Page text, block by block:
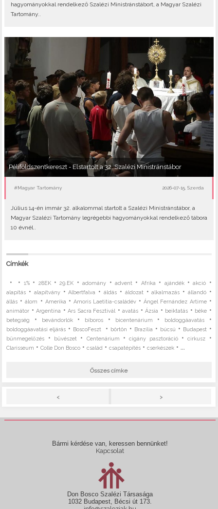
hagyományokkal rendelkező Szalézi Ministránstábort, a Magyar Szalézi
Tartomány..
Péliföldszentkereszt - Elstartolt a 32. Szalézi Ministránstábor
#Magyar Tartomány 2026-07-15, Szerda
Július 14-én immár 32. alkalommal startolt a Szalézi Ministránstábor, a
Magyar Szalézi Tartomány legrégebbi hagyományokkal rendelkező tábora
10 évnél..
Címkék
• • 1%• 28EK•29.EK •adomány •advent • Afrika • ajándék•akció •
alapítás • alapítvány•Albertfalva •áldás • áldozat•alkalmazás • állandó•
állás •álom • Amerika • Amoris Laetitia-családév •Ángel Fernández Artime•
animátor •Argentína •Ars Sacra Fesztivál •avatás •Ázsia • beiktatás • béke •
betegség • bevándorlók• bíboros • bicentenárium • boldoggáavatás•
boldoggáavatási eljárás • BoscoFeszt • börtön • Brazília • búcsú • Budapest•
bűnmegelőzés • bűvészet• Centenárium •cigány pasztoráció•cirkusz •
Clarisseum •Colle Don Bosco •család •csapatépítés •cserkészek • ...
Összes címke
< >
Bármi kérdése van, keressen bennünket!
Kapcsolat
Don Bosco Szalézi Társasága
1032 Budapest, Bécsi út 173.